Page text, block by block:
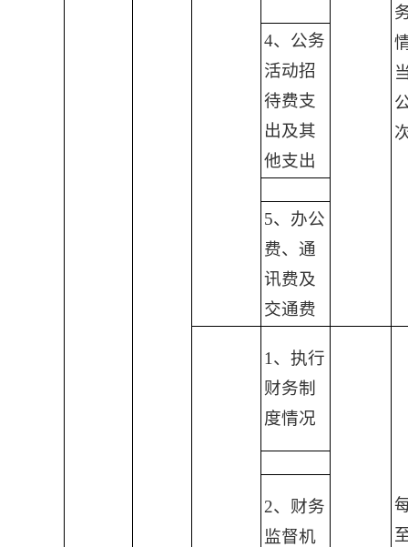
4、公务
活动招
待费支
出及其
他支出
5、办公
费、通
讯费及
交通费
1、执行
财务制
度情况
2、财务
监督机